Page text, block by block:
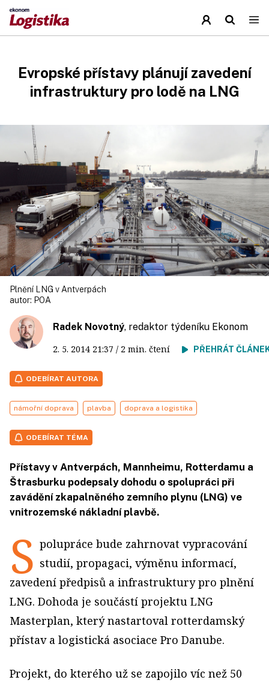
Evropské přístavy plánují zavedení
infrastruktury pro lodě na LNG
Plnění LNG v Antverpách
autor: POA
Radek Novotný, redaktor týdeníku Ekonom
2. 5. 2014 21:37 / 2 min. čtení PŘEHRÁT
ODEBÍRAT AUTORA
námořní doprava plavba doprava a logistika
ODEBÍRAT TÉMA
Přístavy v Antverpách, Mannheimu, Rotterdamu a
Štrasburku podepsaly dohodu o spolupráci při
zavádění zkapalněného zemního plynu (LNG) ve
vnitrozemské nákladní plavbě.
S polupráce bude zahrnovat vypracování
studií, propagaci, výměnu informací,
zavedení předpisů a infrastruktury pro plnění
LNG. Dohoda je součástí projektu LNG
Masterplan, který nastartoval rotterdamský
přístav a logistická asociace Pro Danube.
Projekt, do kterého už se zapojilo víc než 50